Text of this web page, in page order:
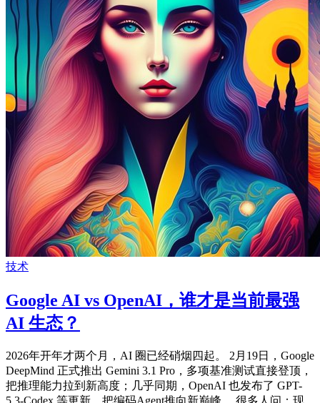
技术
Google AI vs OpenAI，谁才是当前最强
AI 生态？
2026年开年才两个月，AI 圈已经硝烟四起。 2月19日，Google
DeepMind 正式推出 Gemini 3.1 Pro，多项基准测试直接登顶，
把推理能力拉到新高度；几乎同期，OpenAI 也发布了 GPT-